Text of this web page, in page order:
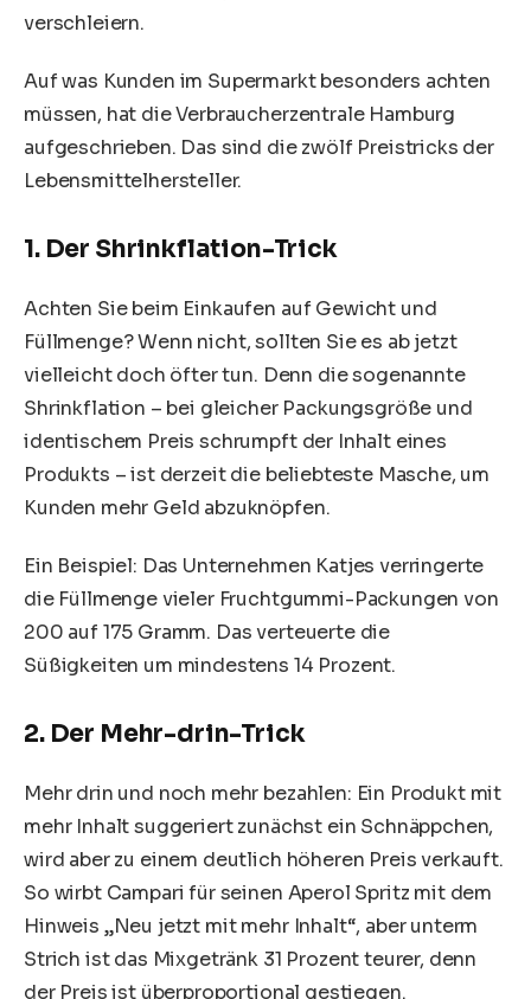
verschleiern.
Auf was Kunden im Supermarkt besonders achten
müssen, hat dieVerbraucherzentrale Hamburg
aufgeschrieben. Das sind die zwölf Preistricks der
Lebensmittelhersteller.
1. Der Shrinkflation-Trick
Achten Sie beim Einkaufen auf Gewicht und
Füllmenge? Wenn nicht, sollten Sie es ab jetzt
vielleicht doch öfter tun. Denn die sogenannte
Shrinkflation – bei gleicher Packungsgröße und
identischem Preis schrumpft der Inhalt eines
Produkts – ist derzeit die beliebteste Masche, um
Kunden mehr Geld abzuknöpfen.
Ein Beispiel: Das Unternehmen Katjes verringerte
die Füllmenge vieler Fruchtgummi-Packungen von
200 auf 175 Gramm. Das verteuerte die
Süßigkeiten um mindestens 14 Prozent.
2. Der Mehr-drin-Trick
Mehr drin und noch mehr bezahlen: Ein Produkt mit
mehr Inhalt suggeriert zunächst ein Schnäppchen,
wird aber zu einem deutlich höheren Preis verkauft.
So wirbt Campari für seinen Aperol Spritz mit dem
Hinweis „Neu jetzt mit mehr Inhalt“, aber unterm
Strich ist das Mixgetränk 31 Prozent teurer, denn
der Preis ist überproportional gestiegen.